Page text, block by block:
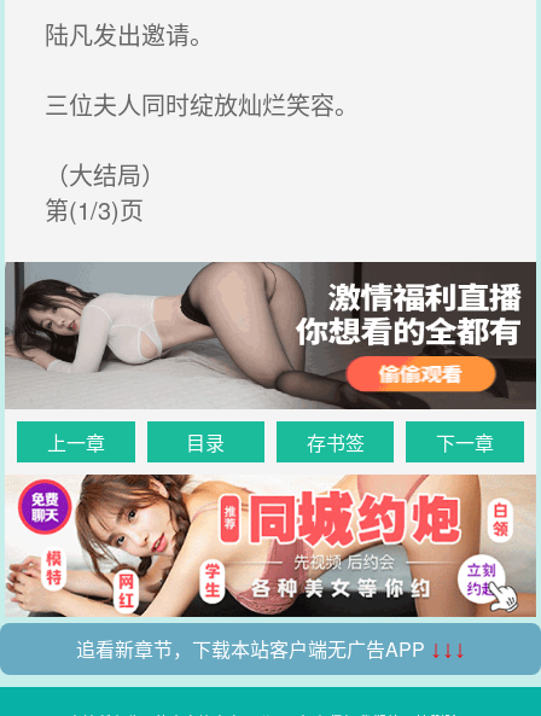
陆凡发出邀请。
三位夫人同时绽放灿烂笑容。
（大结局）
第(1/3)页
上一章 目录 存书签 下一章
追看新章节，下载本站客户端无广告APP ↓↓↓